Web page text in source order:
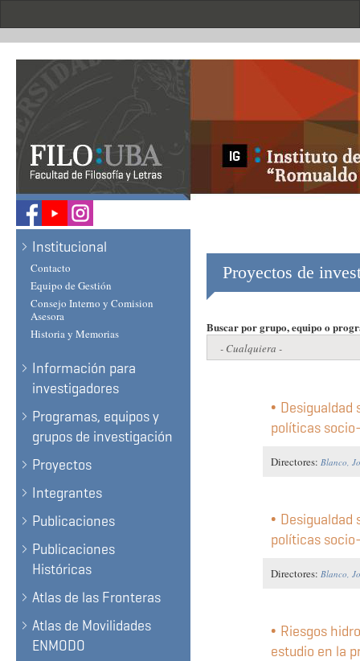
Institucional
Contacto
Equipo de Gestión
Consejo Interno y Comision
Asesora
Historia y Memorias
Información para
investigadores
Programas, equipos y
grupos de investigación
Proyectos
Integrantes
Publicaciones
Publicaciones
Históricas
Atlas de las Fronteras
Atlas de Movilidades
ENMODO
Proyectos de
Buscar por grupo, equipo o
Desigualdad
políticas
Directores: Blanco,
Desigualdad
políticas
Directores: Blanco,
Riesgos
estudio en la